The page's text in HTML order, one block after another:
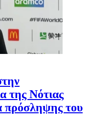
της Νότιας
πρόσληψης του